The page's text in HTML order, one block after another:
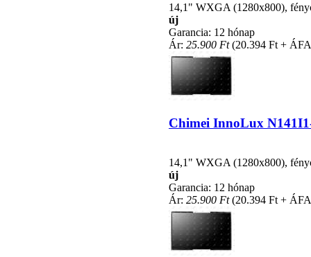
14,1" WXGA (1280x800),
új
Garancia: 12 hónap
Ár: 25.900 Ft(20.394 Ft +
Chimei InnoLux
14,1" WXGA (1280x800),
új
Garancia: 12 hónap
Ár: 25.900 Ft(20.394 Ft +